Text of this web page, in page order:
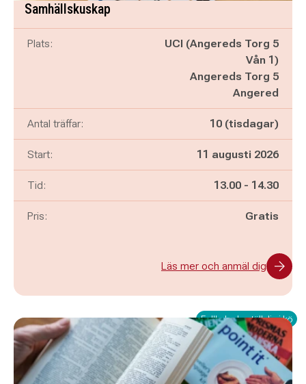
Samhällskuskap
Plats:
UCI (Angereds Torg 5
Vån 1)
Angereds Torg 5
Angered
Antal träffar: 10 (tisdagar)
Start: 11 augusti 2026
Tid: Pågår mellan
13.00 - och
14.30
Pris: Gratis
Läs mer och anmäl dig
Fullbokad - ställ dig i kö